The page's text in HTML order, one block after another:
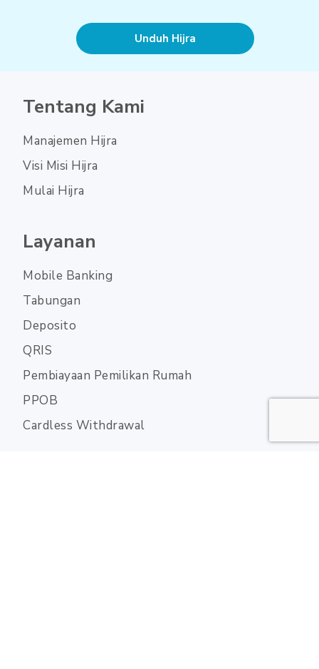
Unduh Hijra
Tentang Kami
Manajemen Hijra
Visi Misi Hijra
Mulai Hijra
Layanan
Mobile Banking
Tabungan
Deposito
QRIS
Pembiayaan Pemilikan Rumah
PPOB
Cardless Withdrawal